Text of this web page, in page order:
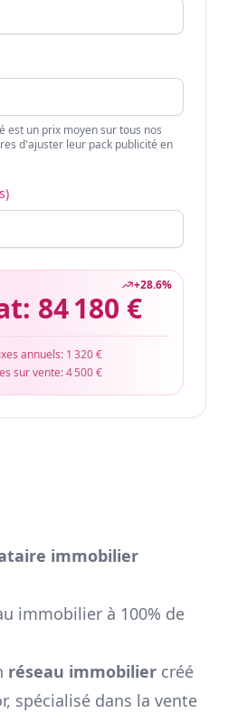
est un prix moyen sur tous nos
d'ajuster leur pack publicité en
+28.6%
84 180 €
annuels: 1 320 €
sur vente:4 500 €
immobilier
immobilier à 100% de
réseau immobilier créé
spécialisé dans la vente